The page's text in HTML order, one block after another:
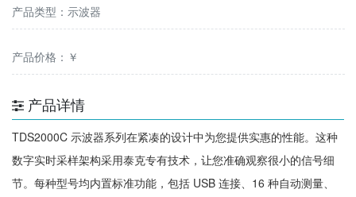
产品类型：示波器
产品价格：￥
产品详情
TDS2000C 示波器系列在紧凑的设计中为您提供实惠的性能。这种
数字实时采样架构采用泰克专有技术，让您准确观察很小的信号细
节。每种型号均内置标准功能，包括 USB 连接、16 种自动测量、